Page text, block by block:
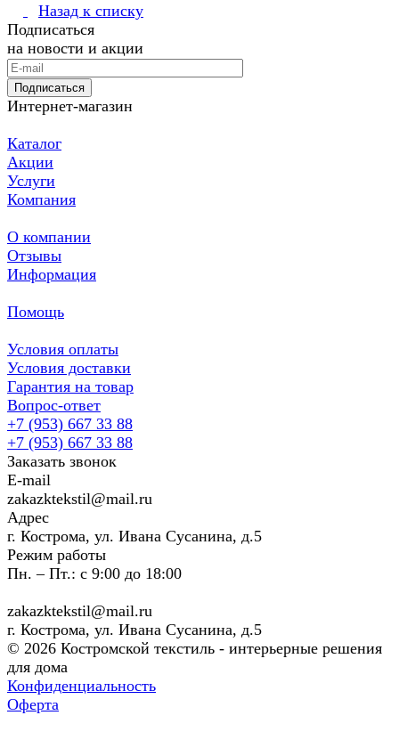
Назад к списку
Подписаться
на новости и акции
Подписаться
Интернет-магазин
Каталог
Акции
Услуги
Компания
О компании
Отзывы
Информация
Помощь
Условия оплаты
Условия доставки
Гарантия на товар
Вопрос-ответ
+7 (953) 667 33 88
+7 (953) 667 33 88
Заказать звонок
E-mail
zakazktekstil@mail.ru
Адрес
г. Кострома, ул. Ивана Сусанина, д.5
Режим работы
Пн. – Пт.: с 9:00 до 18:00
zakazktekstil@mail.ru
г. Кострома, ул. Ивана Сусанина, д.5
© 2026 Костромской текстиль - интерьерные решения
для дома
Конфиденциальность
Оферта